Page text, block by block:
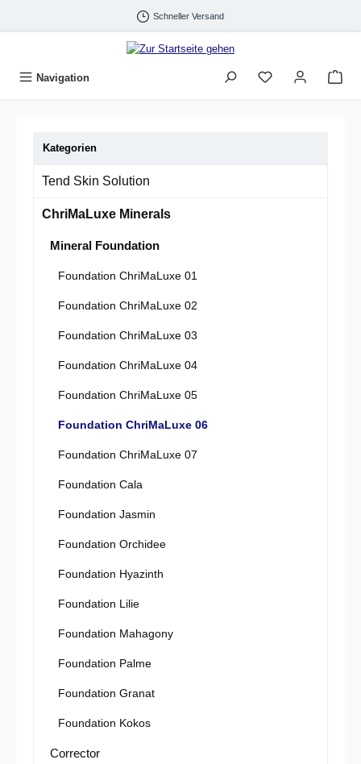
Schneller Versand
Navigation
Kategorien
Tend Skin Solution
ChriMaLuxe Minerals
Mineral Foundation
Foundation ChriMaLuxe 01
Foundation ChriMaLuxe 02
Foundation ChriMaLuxe 03
Foundation ChriMaLuxe 04
Foundation ChriMaLuxe 05
Foundation ChriMaLuxe 06
Foundation ChriMaLuxe 07
Foundation Cala
Foundation Jasmin
Foundation Orchidee
Foundation Hyazinth
Foundation Lilie
Foundation Mahagony
Foundation Palme
Foundation Granat
Foundation Kokos
Corrector